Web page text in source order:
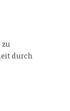
zu
durch